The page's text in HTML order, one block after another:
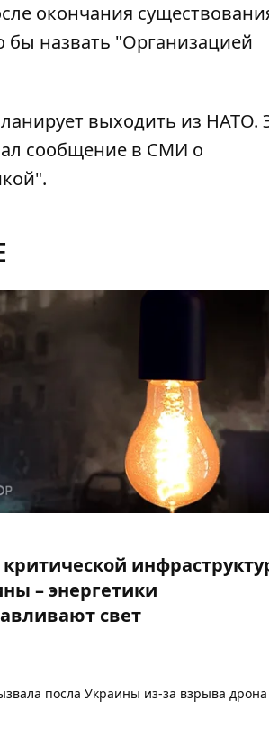
окончания
бы назвать "Организацией
выходить из НАТО.
сообщение в СМИ о
– энергетики
свет
посла Украины из-за взрыва дрона